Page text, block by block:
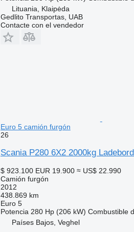
Lituania, Klaipėda
Gedlito Transportas, UAB
Contacte con el vendedor
Euro 5 camión furgón
26
Scania P280 6X2 2000kg
$ 923.100 EUR 19.900 ≈ US$ 22.990
Camión furgón
2012
438.869 km
Euro 5
Potencia 280 Hp (206 kW) Combustible
Países Bajos, Veghel